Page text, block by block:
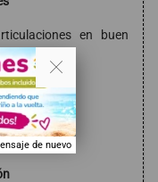
en buen
de nuevo